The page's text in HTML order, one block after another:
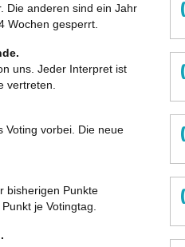
Die anderen sind ein Jahr
Wochen gesperrt.
uns. Jeder Interpret ist
vertreten.
Voting vorbei. Die neue
bisherigen Punkte
je Votingtag.